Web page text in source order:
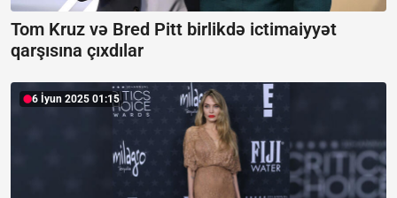
Tom Kruz və Bred Pitt birlikdə ictimaiyyət
qarşısına çıxdılar
6 İyun 2025 01:15